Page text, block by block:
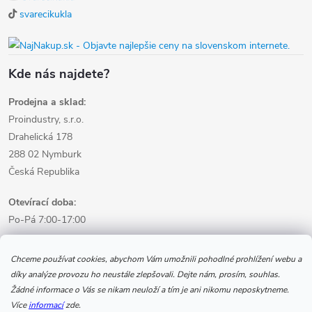
Chceme používat cookies, abychom Vám umožnili pohodlné prohlížení webu a
díky analýze provozu ho neustále zlepšovali. Dejte nám, prosím, souhlas.
Žádné informace o Vás se nikam neuloží a tím je ani nikomu neposkytneme.
Víceinformacízde.
svarecikukla
Kde nás najdete?
Prodejna a sklad:
Proindustry, s.r.o.
Drahelická 178
288 02 Nymburk
Česká Republika
Otevírací doba:
Po-Pá 7:00-17:00
Informace pro nákup
Informace pro Vás